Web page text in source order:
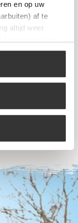
en op uw
af te
altijd weer
u naar ons